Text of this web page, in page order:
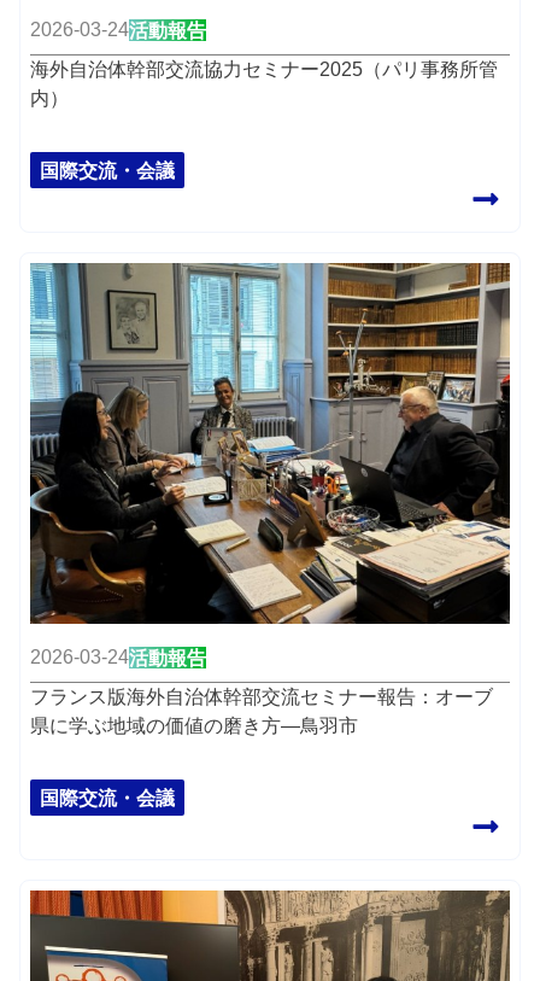
2026-03-24活動報告
海外自治体幹部交流協力セミナー2025（パリ事務所管
内）
国際交流・会議
2026-03-24活動報告
フランス版海外自治体幹部交流セミナー報告：オーブ
県に学ぶ地域の価値の磨き方―鳥羽市
国際交流・会議